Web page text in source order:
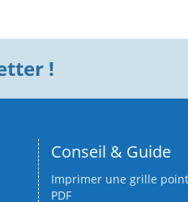
!
Conseil & Guide
Imprimer une grille
PDF